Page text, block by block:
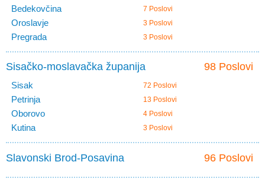
Bedekovčina 7 Poslovi
Oroslavje 3 Poslovi
Pregrada 3 Poslovi
98 Poslovi
Sisačko-moslavačka županija
Sisak 72 Poslovi
Petrinja 13 Poslovi
Oborovo 4 Poslovi
Kutina 3 Poslovi
96 Poslovi
Slavonski Brod-Posavina